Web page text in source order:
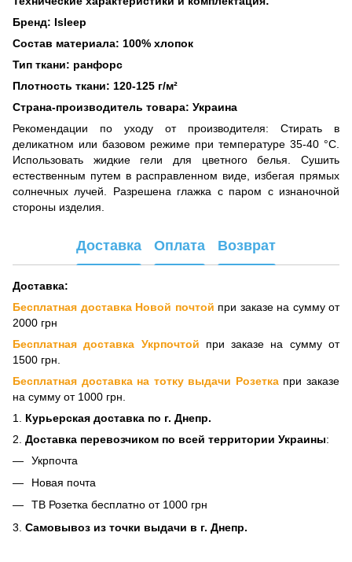
Бренд: Isleep
Состав материала: 100% хлопок
Тип ткани: ранфорс
Плотность ткани: 120-125 г/м²
Страна-производитель товара: Украина
Рекомендации по уходу от производителя: Стирать в
деликатном или базовом режиме при температуре 35-40 °C.
Использовать жидкие гели для цветного белья. Сушить
естественным путем в расправленном виде, избегая прямых
солнечных лучей. Разрешена глажка с паром с изнаночной
стороны изделия.
Доставка Оплата Возврат
Доставка:
Бесплатная доставка Новой почтой при заказе на сумму от
2000 грн
Бесплатная доставка Укрпочтой
при заказе на сумму от
1500 грн.
Бесплатная доставка на тотку выдачи Розетка при заказе
на сумму от 1000 грн.
1. Курьерская доставка по г. Днепр.
2. Доставка перевозчиком по всей территории Украины:
Укрпочта
Новая почта
ТВ Розетка бесплатно от 1000 грн
3. Самовывоз из точки выдачи в г. Днепр.